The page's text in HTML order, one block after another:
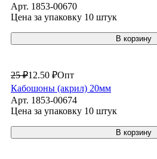
Арт. 1853-00670
Цена за упаковку 10 штук
В корзину
25 ₽12.50 ₽Опт
Кабошоны (акрил) 20мм
Арт. 1853-00674
Цена за упаковку 10 штук
В корзину